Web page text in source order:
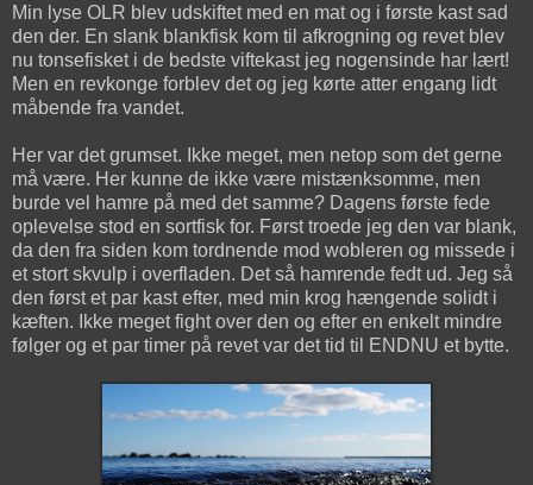
Min lyse OLR blev udskiftet med en mat og i første kast sad
den der. En slank blankfisk kom til afkrogning og revet blev
nu tonsefisket i de bedste viftekast jeg nogensinde har lært!
Men en revkonge forblev det og jeg kørte atter engang lidt
måbende fra vandet.
Her var det grumset. Ikke meget, men netop som det gerne
må være. Her kunne de ikke være mistænksomme, men
burde vel hamre på med det samme? Dagens første fede
oplevelse stod en sortfisk for. Først troede jeg den var blank,
da den fra siden kom tordnende mod wobleren og missede i
et stort skvulp i overfladen. Det så hamrende fedt ud. Jeg så
den først et par kast efter, med min krog hængende solidt i
kæften. Ikke meget fight over den og efter en enkelt mindre
følger og et par timer på revet var det tid til ENDNU et bytte.